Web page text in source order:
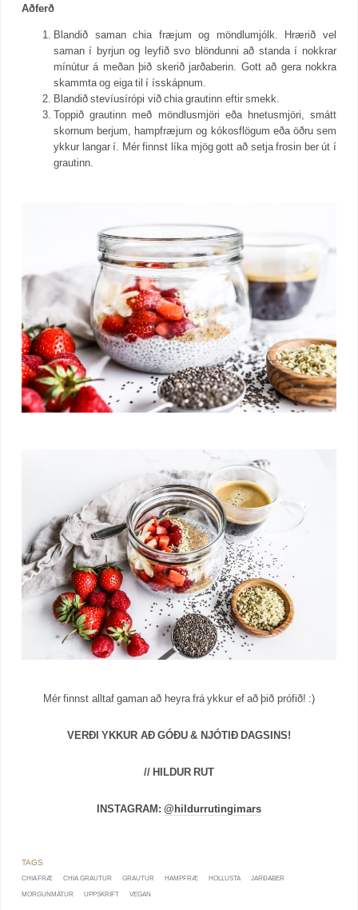
Aðferð
Blandið saman chia fræjum og möndlumjólk. Hrærið vel
saman í byrjun og leyfið svo blöndunni að standa í nokkrar
mínútur á meðan þið skerið jarðaberin. Gott að gera nokkra
skammta og eiga til í ísskápnum.
Blandið stevíusírópi við chia grautinn eftir smekk.
Toppið grautinn með möndlusmjöri eða hnetusmjöri, smátt
skornum berjum, hampfræjum og kókosflögum eða öðru sem
ykkur langar í. Mér finnst líka mjög gott að setja frosin ber út í
grautinn.
Mér finnst alltaf gaman að heyra frá ykkur ef að þið prófið! :)
VERÐI YKKUR AÐ GÓÐU & NJÓTIÐ DAGSINS!
// HILDUR RUT
INSTAGRAM:@hildurrutingimars
CHIA FRÆ CHIA GRAUTUR GRAUTUR HAMPFRÆ HOLLUSTA JARÐABER
MORGUNMATUR UPPSKRIFT VEGAN